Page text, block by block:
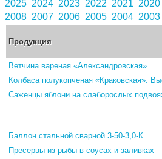
2025 2024 2023 2022 2021 2020
2008 2007 2006 2005 2004 2003
Продукция
Ветчина вареная «Александровская»
Колбаса полукопченая «Краковская».
Саженцы яблони на слаборослых
Баллон стальной сварной 3-50-3,0-К
Пресервы из рыбы в соусах и заливках